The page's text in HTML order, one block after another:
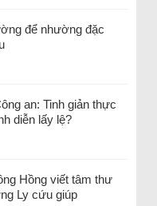
để nhường đặc
an: Tinh giản thực
diễn lấy lệ?
Hồng viết tâm thư
Ly cứu giúp